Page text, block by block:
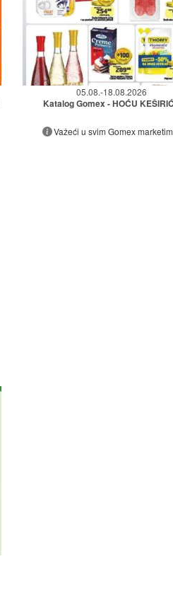
05.08.-18.08.2026
Katalog Gomex - HOĆU
Važeći u svim Gomex